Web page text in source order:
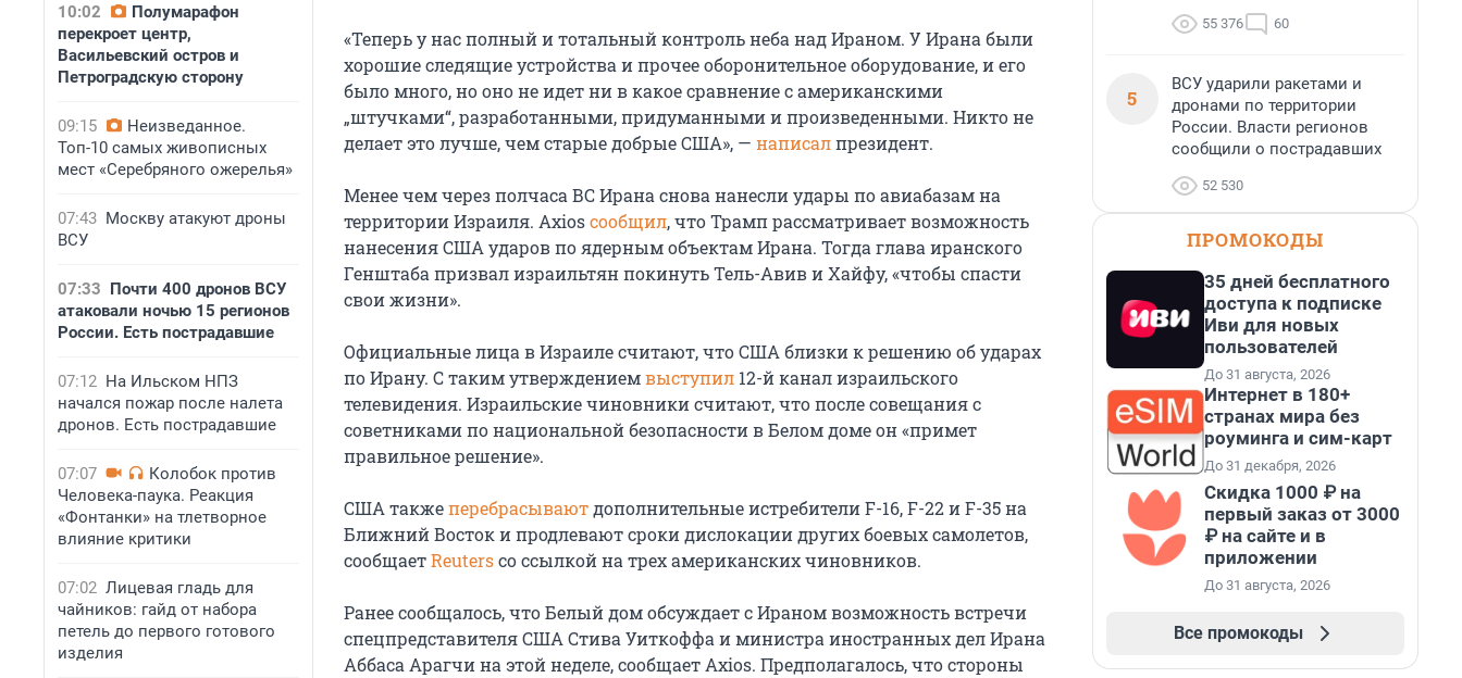
10:02
Полумарафон
перекроет центр,
Васильевский остров и
Петроградскую сторону
09:15
Неизведанное.
Топ-10 самых живописных
мест «Серебряного ожерелья»
07:43 Москву атакуют дроны
ВСУ
07:33 Почти 400 дронов ВСУ
атаковали ночью 15 регионов
России. Есть пострадавшие
07:12 На Ильском НПЗ
начался пожар после налета
дронов. Есть пострадавшие
07:07
Колобок против
Человека-паука. Реакция
«Фонтанки» на тлетворное
влияние критики
07:02 Лицевая гладь для
чайников: гайд от набора
петель до первого готового
изделия
«Теперь у нас полный и тотальный контроль неба над Ираном. У Ирана были
хорошие следящие устройства и прочее оборонительное оборудование, и его
было много, но оно не идет ни в какое сравнение с американскими
„штучками“, разработанными, придуманными и произведенными. Никто не
делает это лучше, чем старые добрые США», — написалпрезидент.
Менее чем через полчаса ВС Ирана снова нанесли удары по авиабазам на
территории Израиля. Aхiosсообщил, что Трамп рассматривает возможность
нанесения США ударов по ядерным объектам Ирана. Тогда глава иранского
Генштаба призвал израильтян покинуть Тель-Авив и Хайфу, «чтобы спасти
свои жизни».
Официальные лица в Израиле считают, что США близки к решению об ударах
по Ирану. С таким утверждениемвыступил 12-й канал израильского
телевидения. Израильские чиновники считают, что после совещания с
советниками по национальной безопасности в Белом доме он «примет
правильное решение».
США такжеперебрасываютдополнительные истребители F-16, F-22 и F-35 на
Ближний Восток и продлевают сроки дислокации других боевых самолетов,
сообщаетReutersсо ссылкой на трех американских чиновников.
Ранее сообщалось, что Белый дом обсуждает с Ираном возможность встречи
спецпредставителя США Стива Уиткоффа и министра иностранных дел Ирана
Аббаса Арагчи на этой неделе, сообщает Axios. Предполагалось, что стороны
55 376 60
5
ВСУ ударили ракетами и
дронами по территории
России. Власти регионов
сообщили о пострадавших
52 530
ПРОМОКОДЫ
35 дней бесплатного
доступа к подписке
Иви для новых
пользователей
До 31 августа, 2026
Интернет в 180+
странах мира без
роуминга и сим-карт
До 31 декабря, 2026
Скидка 1000 ₽ на
первый заказ от 3000
₽ на сайте и в
приложении
До 31 августа, 2026
Все промокоды